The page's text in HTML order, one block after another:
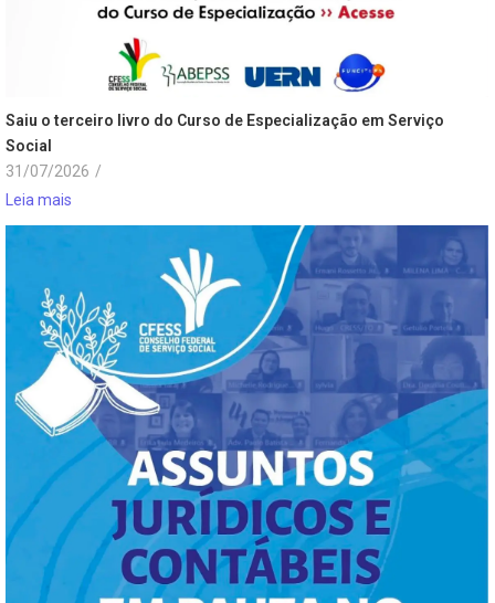
Saiu o terceiro livro do Curso de Especialização em Serviço
Social
31/07/2026 /
Leia mais